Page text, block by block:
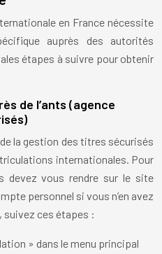
en France nécessite
auprès des autorités
étapes à suivre pour obtenir
de l’ants (agence
de la gestion des titres sécurisés
internationales. Pour
devez vous rendre sur le site
personnel si vous n’en avez
suivez ces étapes :
» dans le menu principal